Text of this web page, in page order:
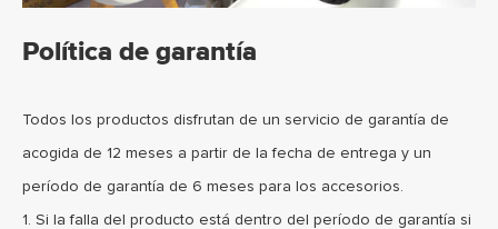
Política de garantía
Todos los productos disfrutan de un servicio de garantía de
acogida de 12 meses a partir de la fecha de entrega y un
período de garantía de 6 meses para los accesorios.
1. Si la falla del producto está dentro del período de garantía si